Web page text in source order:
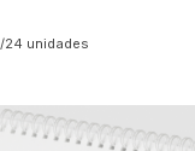
/24 unidades